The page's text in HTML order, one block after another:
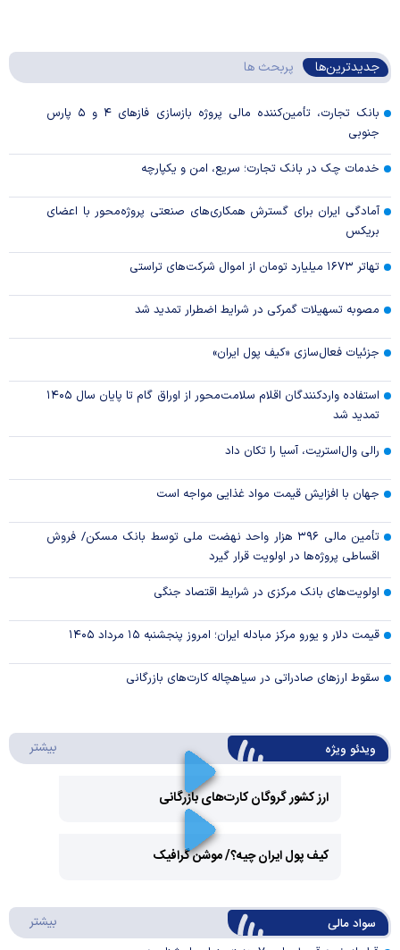
جدیدترین‌ها پربحث ها
بانک تجارت، تأمین‌کننده مالی پروژه بازسازی فاز‌های ۴ و ۵ پارس
جنوبی
خدمات چک در بانک تجارت؛ سریع، امن و یکپارچه
آمادگی ایران برای گسترش همکاری‌های صنعتی پروژه‌محور با اعضای
بریکس
تهاتر ۱۶۷۳ میلیارد تومان از اموال شرکت‌های تراستی
مصوبه تسهیلات گمرکی در شرایط اضطرار تمدید شد
جزئیات فعال‌سازی «کیف پول ایران»
استفاده واردکنندگان اقلام سلامت‌محور از اوراق گام تا پایان سال ۱۴۰۵
تمدید شد
رالی وال‌استریت، آسیا را تکان داد
جهان با افزایش قیمت مواد غذایی مواجه است
تأمین مالی ۳۹۶ هزار واحد نهضت ملی توسط بانک مسکن/ فروش
اقساطی پروژه‌ها در اولویت قرار گیرد
اولویت‌های بانک مرکزی در شرایط اقتصاد جنگی
قیمت دلار و یورو مرکز مبادله ایران؛ امروز پنجشنبه ۱۵ مرداد ۱۴۰۵
سقوط ارزهای صادراتی در سیاهچاله کارت‌های بازرگانی
ویدئو ویژه بیشتر
ارز کشور گروگان کارت‌های بازرگانی
Video
کیف پول ایران چیه؟/ موشن گرافیک
سواد مالی بیشتر